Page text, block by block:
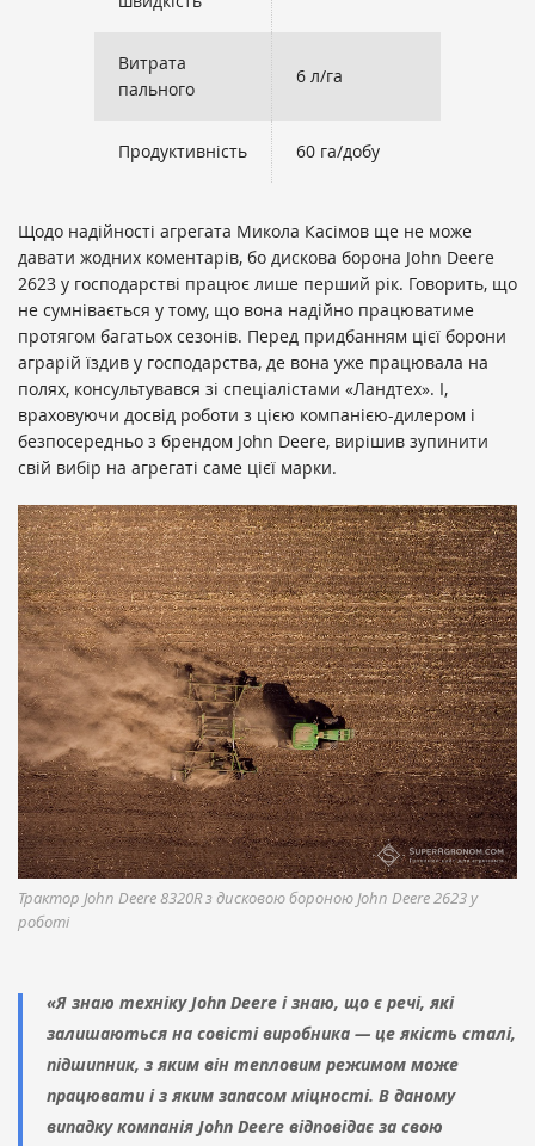
Витрата
пального
6 л/га
Продуктивність 60 га/добу
Щодо надійності агрегата Микола Касімов ще не може
давати жодних коментарів, бо дискова борона John Deere
2623 у господарстві працює лише перший рік. Говорить, що
не сумнівається у тому, що вона надійно працюватиме
протягом багатьох сезонів. Перед придбанням цієї борони
аграрій їздив у господарства, де вона уже працювала на
полях, консультувався зі спеціалістами «Ландтех». І,
враховуючи досвід роботи з цією компанією-дилером і
безпосередньо з брендом John Deere, вирішив зупинити
свій вибір на агрегаті саме цієї марки.
Трактор John Deere 8320R з дисковою бороною John Deere 2623 у
роботі
«Я знаю техніку John Deere і знаю, що є речі, які
залишаються на совісті виробника — це якість сталі,
підшипник, з яким він тепловим режимом може
працювати і з яким запасом міцності. В даному
випадку компанія John Deere відповідає за свою